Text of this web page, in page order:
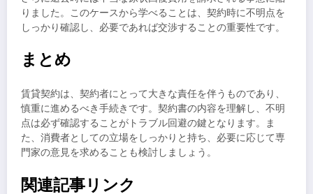
りました。このケースから学べることは、契約時に不明点を
しっかり確認し、必要であれば交渉することの重要性です。
まとめ
賃貸契約は、契約者にとって大きな責任を伴うものであり、
慎重に進めるべき手続きです。契約書の内容を理解し、不明
点は必ず確認することがトラブル回避の鍵となります。ま
た、消費者としての立場をしっかりと持ち、必要に応じて専
門家の意見を求めることも検討しましょう。
関連記事リンク